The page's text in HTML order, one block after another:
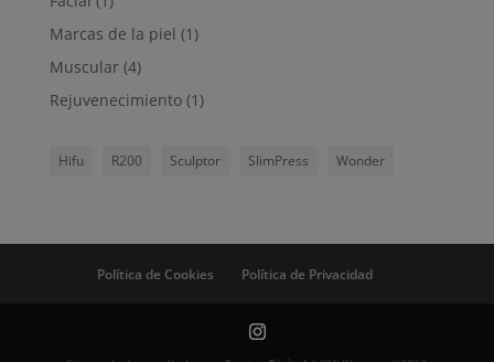
Marcas de la piel (1)
Muscular(4)
Rejuvenecimiento(1)
Hifu R200 Sculptor SlimPress Wonder
Política de Cookies Política de Privacidad